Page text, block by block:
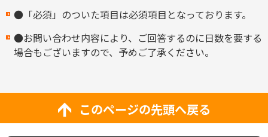
●「必須」のついた項目は必須項目となっております。
●お問い合わせ内容により、ご回答するのに日数を要する
場合もございますので、予めご了承ください。
このページの先頭へ戻る